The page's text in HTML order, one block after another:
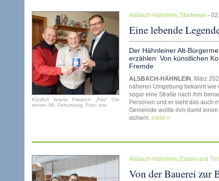
Kürzlich feierte Friedrich „Fritz“ Ost
seinen 98. Geburtstag. Foto: soe
Alsbach-Hähnlein, Startnews -
Eine lebende
Der Hähnleiner Alt-
erzählen: Von künstlichen
Fremde
ALSBACH-HÄHNLEIN , März
näheren Umgebung bekannt
sogar eine Straße nach ihm
Personen und er sieht das auch
Gemeinde wollte ihm damit
sichern. mehr »
Alsbach-Hähnlein, Essen und
Von der Bauerei zur